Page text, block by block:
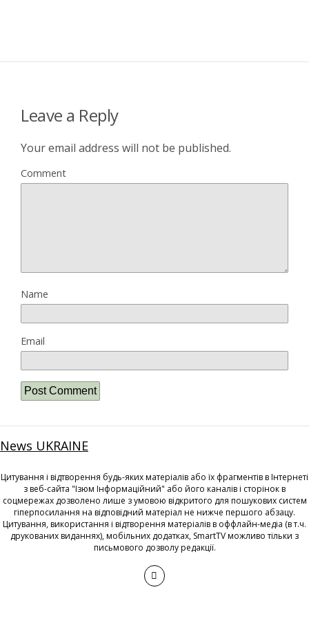
Leave a Reply
Your email address will not be published.
Comment
Name
Email
News UKRAINE
Цитування і відтворення будь-яких матеріалів або їх фрагментів в Інтернеті
з веб-сайта "Ізюм Інформаційний" або його каналів і сторінок в
соцмережах дозволено лише з умовою відкритого для пошукових систем
гіперпосилання на відповідний матеріал не нижче першого абзацу.
Цитування, використання і відтворення матеріалів в оффлайн-медіа (в т.ч.
друкованих виданнях), мобільних додатках, SmartTV можливо тільки з
письмового дозволу редакції.